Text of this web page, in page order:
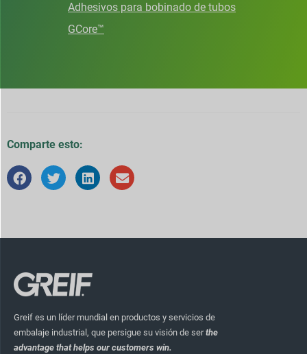
Adhesivos para laminación
GCorLam™
Comparte esto:
Greif es un líder mundial en productos y servicios de
embalaje industrial, que persigue su visión de serthe
advantage that helps our customers win.